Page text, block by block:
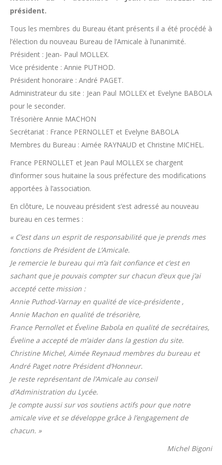
président.
Tous les membres du Bureau étant présents il a été procédé à
l’élection du nouveau Bureau de l’Amicale à l’unanimité.
Président : Jean- Paul MOLLEX.
Vice présidente : Annie PUTHOD.
Président honoraire : André PAGET.
Administrateur du site : Jean Paul MOLLEX et Evelyne BABOLA
pour le seconder.
Trésorière Annie MACHON
Secrétariat : France PERNOLLET et Evelyne BABOLA
Membres du Bureau : Aimée RAYNAUD et Christine MICHEL.
France PERNOLLET et Jean Paul MOLLEX se chargent
d’informer sous huitaine la sous préfecture des modifications
apportées à l’association.
En clôture, Le nouveau président s’est adressé au nouveau
bureau en ces termes :
« C’est dans un esprit de responsabilité que je prends mes
fonctions de Président de L’Amicale.
Je remercie le bureau qui m’a fait confiance et c’est en
sachant que je pouvais compter sur chacun d’eux que j’ai
accepté cette mission :
Annie Puthod-Varnay en qualité de vice-présidente ,
Annie Machon en qualité de trésorière,
France Pernollet et Éveline Babola en qualité de secrétaires,
Éveline a accepté de m’aider dans la gestion du site.
Christine Michel, Aimée Reynaud membres du bureau et
André Paget notre Président d’Honneur.
Je reste représentant de l’Amicale au conseil
d’Administration du Lycée.
Je compte aussi sur vos soutiens actifs pour que notre
amicale vive et se développe grâce à l’engagement de
chacun. »
Michel Bigoni